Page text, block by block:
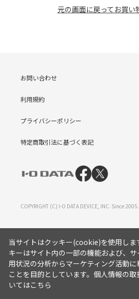
元の画面に戻ってお買い
お問い合わせ
利用規約
プライバシーポリシー
特定商取引法に基づく表記
COPYRIGHT (C) I-O DATA DEVICE, INC. Since
当サイトはクッキー(cookie)を使用しま
キーはサイト内の一部の機能および、サ
用状況の分析からマーケティング活動に
ことを目的としています。 個人情報の取
いてはこちら